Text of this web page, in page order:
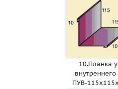
10.Планка
ПУВ-